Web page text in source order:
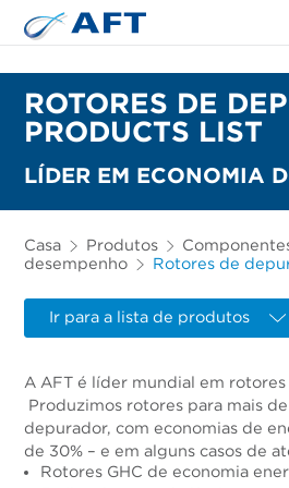
ROTORES DE
PRODUCTS LIST
LÍDER EM ECONOMIA
Casa Produtos
desempenho
Rotores de
Ir para a lista de produtos
A AFT é líder mundial em
Produzimos rotores para mais
depurador, com economias de
de 30% – e em alguns casos de
Rotores GHC de economia